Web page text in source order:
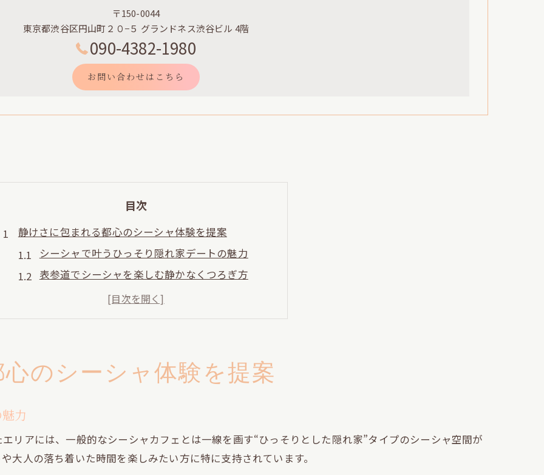
〒150-0044
東京都渋谷区円山町２０−５ グランドネス渋谷ビル 4階
090-4382-1980
お問い合わせはこちら
目次
静けさに包まれる都心のシーシャ体験を提案
シーシャで叶うひっそり隠れ家デートの魅力
表参道でシーシャを楽しむ静かなくつろぎ方
外苑前のシーシャ空間で大人の落ち着きを体感
青山一丁目で隠れ家的シーシャ体験のすすめ
デートでも安心な隠れ家シーシャ空間の選び方
シーシャで距離が縮まるデート空間のポイント
ひっそりと会話しやすいシーシャの選択基準
シーシャ初心者カップルにも安心な空間づくり
のシーシャ体験を提案
力
リアには、一般的なシーシャカフェとは一線を画す“ひっそりとした隠れ家”タイプのシーシャ空間が
大人の落ち着いた時間を楽しみたい方に特に支持されています。